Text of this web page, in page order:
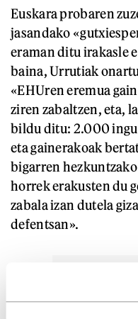
Euskara probaren
jasandako
eraman ditu irakasle
baina, Urrutiak
«EHUren eremua
ziren zabaltzen, eta,
bildu ditu: 2.000
eta gainerakoak
bigarren
horrek erakusten du
zabala izan dutela
defentsan».